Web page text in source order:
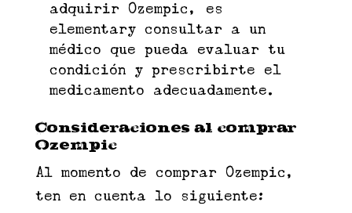
adquirir Ozempic, es
elementary consultar a un
médico que pueda evaluar tu
condición y prescribirte el
medicamento adecuadamente.
Consideraciones al comprar
Ozempic
Al momento de comprar Ozempic,
ten en cuenta lo siguiente: